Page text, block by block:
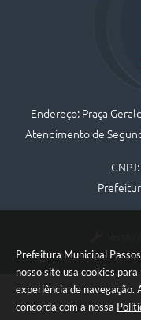
Prefeitura Municipal
nosso site usa cookies
experiência de navegação.
concorda com a nossa
Endereço: Praça
Atendimento de
Portal atualizado em:
Copyright Instar - 2006-2026.